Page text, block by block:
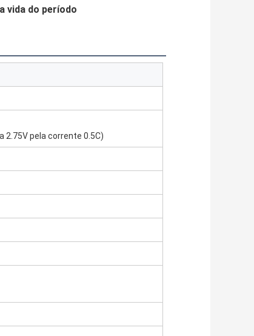
a vida do período
2.75V pela corrente 0.5C)